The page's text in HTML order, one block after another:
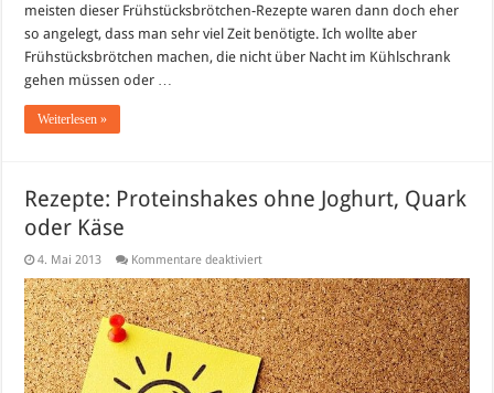
meisten dieser Frühstücksbrötchen-Rezepte waren dann doch eher
so angelegt, dass man sehr viel Zeit benötigte. Ich wollte aber
Frühstücksbrötchen machen, die nicht über Nacht im Kühlschrank
gehen müssen oder …
Weiterlesen »
Rezepte: Proteinshakes ohne Joghurt, Quark
oder Käse
4. Mai 2013 Kommentare deaktiviertfür
Proteinshakes
ohne
Joghurt,
Quark
oder
Käse